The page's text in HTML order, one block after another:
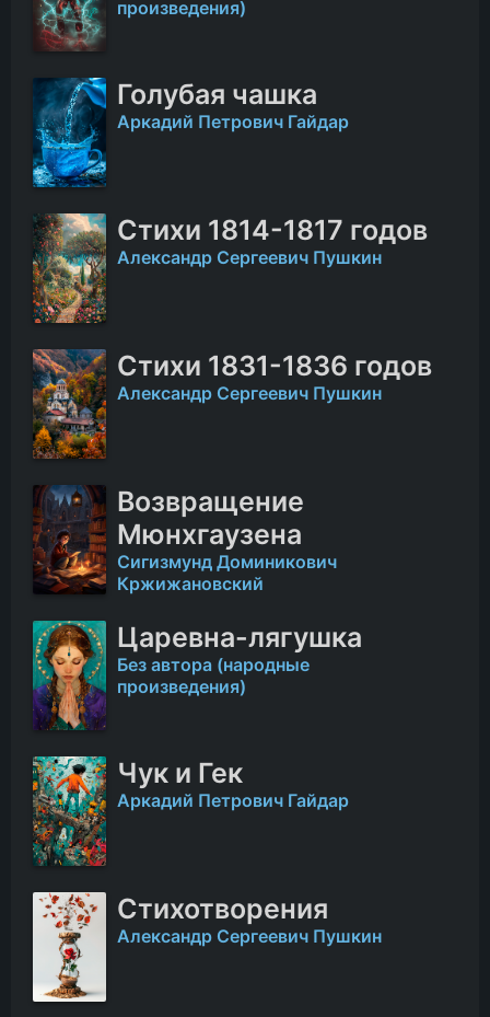
произведения)
Голубая чашка
Аркадий Петрович Гайдар
Стихи 1814-1817 годов
Александр Сергеевич Пушкин
Стихи 1831-1836 годов
Александр Сергеевич Пушкин
Возвращение
Мюнхгаузена
Сигизмунд Доминикович
Кржижановский
Царевна-лягушка
Без автора (народные
произведения)
Чук и Гек
Аркадий Петрович Гайдар
Стихотворения
Александр Сергеевич Пушкин